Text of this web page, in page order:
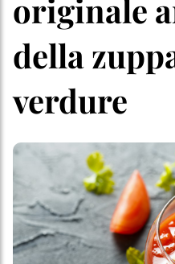
originale
della
verdure